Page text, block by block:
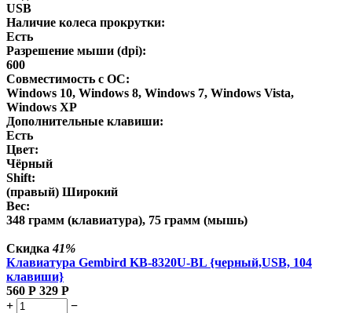
USB
Наличие колеса прокрутки:
Есть
Разрешение мыши (dpi):
600
Совместимость с ОС:
Windows 10, Windows 8, Windows 7, Windows Vista,
Windows XP
Дополнительные клавиши:
Есть
Цвет:
Чёрный
Shift:
(правый) Широкий
Вес:
348 грамм (клавиатура), 75 грамм (мышь)
Скидка41%
Клавиатура Gembird KB-8320U-BL {черный,USB, 104
клавиши}
560 Р 329 Р
+
−